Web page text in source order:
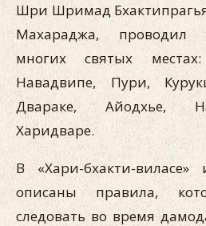
Шри Шримад
Махараджа, проводил
многих святых
Навадвипе, Пури,
Двараке, Айодхье,
Харидваре.
В «Хари-бхакти-
описаны правила,
следовать во время